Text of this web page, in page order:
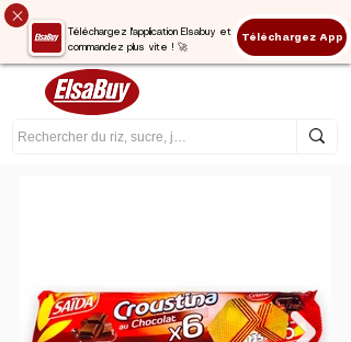
Téléchargez l'application Elsabuy et
commandez plus vite ! 🚀
Téléchargez App